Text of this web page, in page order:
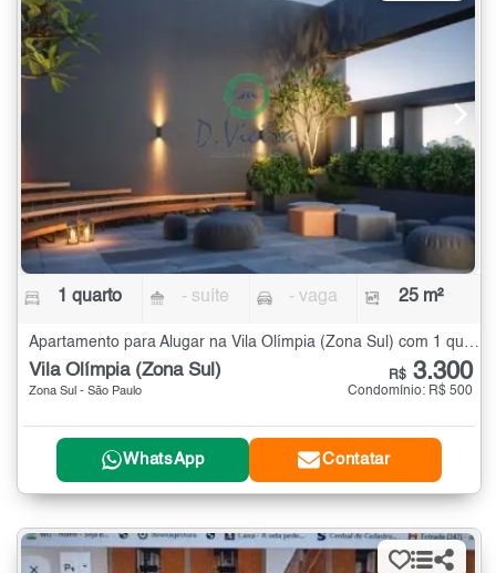
1 quarto - suíte - vaga 25 m²
Vila Olímpia (Zona Sul)
Zona Sul - São Paulo
R$ 3.300
Condomínio: R$ 500
WhatsApp Contatar